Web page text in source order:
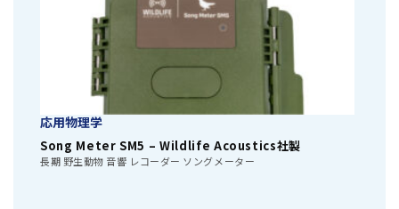
応用物理学
Song Meter SM5 – Wildlife Acoustics社製
長期 野生動物 音響 レコーダー ソングメーター